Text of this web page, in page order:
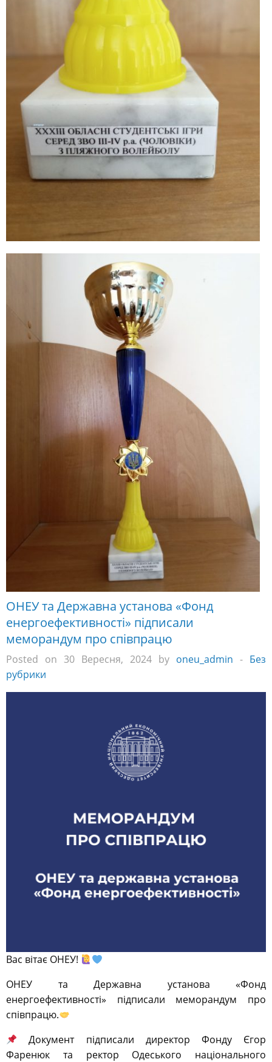
ОНЕУ та Державна установа «Фонд
енергоефективності» підписали
меморандум про співпрацю
Posted on 30 Вересня, 2024 by oneu_admin - Без
рубрики
Вас вітає ОНЕУ!
ОНЕУ та Державна установа «Фонд
енергоефективності» підписали меморандум про
співпрацю.
Документ підписали директор Фонду Єгор
Фаренюк та ректор Одеського національного